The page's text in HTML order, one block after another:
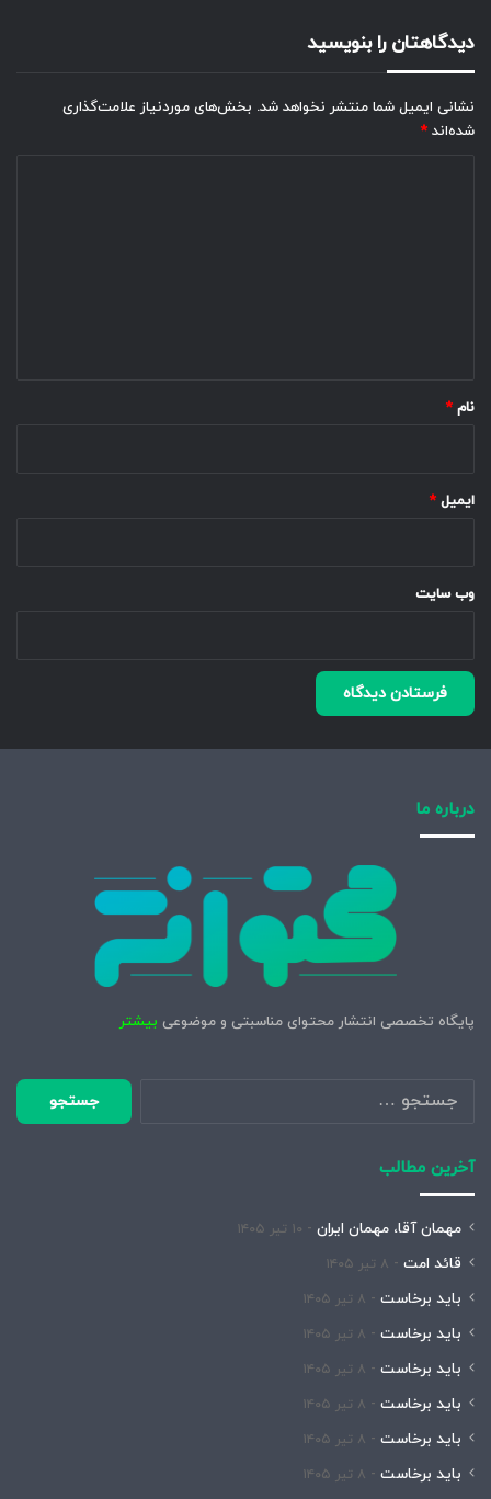
دیدگاهتان را بنویسید
نشانی ایمیل شما منتشر نخواهد شد. بخش‌های موردنیاز علامت‌گذاری
شده‌اند *
نام *
ایمیل *
وب‌ سایت
درباره ما
پایگاه تخصصی انتشار محتوای مناسبتی و موضوعی بیشتر
جستجو
برای:
آخرین مطالب
مهمان آقا، مهمان ایران ۱۰ تیر ۱۴۰۵
قائد امت ۸ تیر ۱۴۰۵
باید برخاست ۸ تیر ۱۴۰۵
باید برخاست ۸ تیر ۱۴۰۵
باید برخاست ۸ تیر ۱۴۰۵
باید برخاست ۸ تیر ۱۴۰۵
باید برخاست ۸ تیر ۱۴۰۵
باید برخاست ۸ تیر ۱۴۰۵